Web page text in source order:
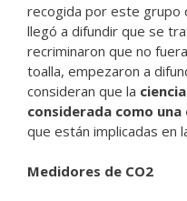
recogida por este grupo
llegó a difundir que se
recriminaron que no
toalla, empezaron a
consideran que la
considerada como una
que están implicadas en
Medidores de CO2